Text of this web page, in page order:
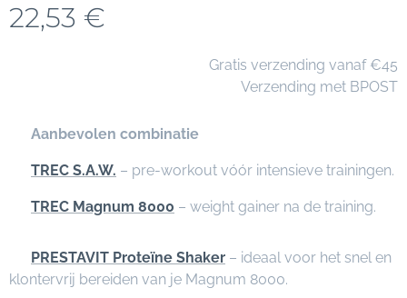
22,53 €
🚚 Gratis verzending vanaf €45
📦 Verzending met BPOST
Aanbevolen combinatie
TREC S.A.W. – pre-workout vóór intensieve trainingen.
TREC Magnum 8000 – weight gainer na de training.
PRESTAVIT Proteïne Shaker – ideaal voor het snel en
klontervrij bereiden van je Magnum 8000.